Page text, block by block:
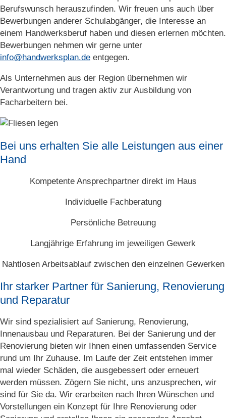
Berufswunsch herauszufinden. Wir freuen uns auch über
Bewerbungen anderer Schulabgänger, die Interesse an
einem Handwerksberuf haben und diesen erlernen möchten.
Bewerbungen nehmen wir gerne unter
info@handwerksplan.de entgegen.
Als Unternehmen aus der Region übernehmen wir
Verantwortung und tragen aktiv zur Ausbildung von
Facharbeitern bei.
Bei uns erhalten Sie alle Leistungen aus einer
Hand
Kompetente Ansprechpartner direkt im Haus
Individuelle Fachberatung
Persönliche Betreuung
Langjährige Erfahrung im jeweiligen Gewerk
Nahtlosen Arbeitsablauf zwischen den einzelnen Gewerken
Ihr starker Partner für Sanierung, Renovierung
und Reparatur
Wir sind spezialisiert auf Sanierung, Renovierung,
Innenausbau und Reparaturen. Bei der Sanierung und der
Renovierung bieten wir Ihnen einen umfassenden Service
rund um Ihr Zuhause. Im Laufe der Zeit entstehen immer
mal wieder Schäden, die ausgebessert oder erneuert
werden müssen. Zögern Sie nicht, uns anzusprechen, wir
sind für Sie da. Wir erarbeiten nach Ihren Wünschen und
Vorstellungen ein Konzept für Ihre Renovierung oder